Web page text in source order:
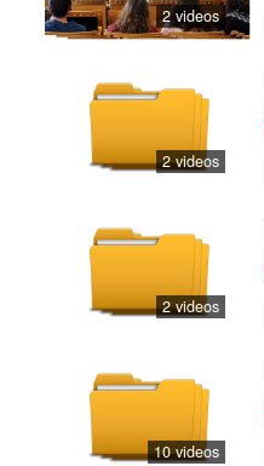
2 videos
2 videos
2 videos
10 videos